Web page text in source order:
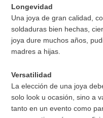
Longevidad
Una joya de gran calidad,
soldaduras bien hechas,
joya dure muchos años,
madres a hijas.
Versatilidad
La elección de una joya
solo look u ocasión, sino a
tanto en un evento como